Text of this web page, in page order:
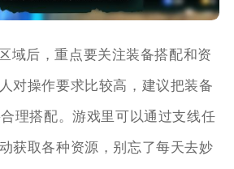
域后，重点要关注装备搭配和资
对操作要求比较高，建议把装备
理搭配。游戏里可以通过支线任
获取各种资源，别忘了每天去妙